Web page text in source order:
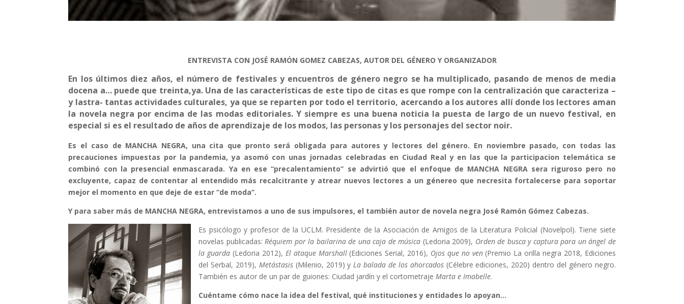
ENTREVISTA CON JOSÉ RAMÓN GOMEZ CABEZAS, AUTOR DEL GÉNERO Y ORGANIZADOR
En los últimos diez años, el número de festivales y encuentros de género negro se ha multiplicado, pasando de menos de media
docena a… puede que treinta,ya. Una de las características de este tipo de citas es que rompe con la centralización que caracteriza –
y lastra- tantas actividades culturales, ya que se reparten por todo el territorio, acercando a los autores allí donde los lectores aman
la novela negra por encima de las modas editoriales. Y siempre es una buena noticia la puesta de largo de un nuevo festival, en
especial si es el resultado de años de aprendizaje de los modos, las personas y los personajes del sector noir.
Es el caso de MANCHA NEGRA, una cita que pronto será obligada para autores y lectores del género. En noviembre pasado, con todas las
precauciones impuestas por la pandemia, ya asomó con unas jornadas celebradas en Ciudad Real y en las que la participacion telemática se
combinó con la presencial enmascarada. Ya en ese “precalentamiento” se advirtió que el enfoque de MANCHA NEGRA sera riguroso pero no
excluyente, capaz de contentar al entendido más recalcitrante y atrear nuevos lectores a un génereo que necresita fortalecerse para soportar
mejor el momento en que deje de estar “de moda”.
Y para saber más de MANCHA NEGRA, entrevistamos a uno de sus impulsores, el también autor de novela negra José Ramón Gómez Cabezas.
Es psicólogo y profesor de la UCLM. Presidente de la Asociación de Amigos de la Literatura Policial (Novelpol). Tiene siete
novelas publicadas: Réquiem por la bailarina de una caja de música (Ledoria 2009), Orden de busca y captura para un ángel de
la guarda (Ledoria 2012), El ataque Marshall (Ediciones Serial, 2016), Ojos que no ven(Premio La orilla negra 2018, Ediciones
del Serbal, 2019), Metástasis(Milenio, 2019) y La balada de los ahorcados(Célebre ediciones, 2020) dentro del género negro.
También es autor de un par de guiones: Ciudad jardín y el cortometraje Marta e Imabelle.
Cuéntame cómo nace la idea del festival, qué instituciones y entidades lo apoyan…